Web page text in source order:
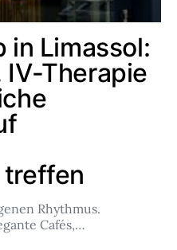
in Limassol:
IV-Therapie
Rhythmus.
Cafés,…